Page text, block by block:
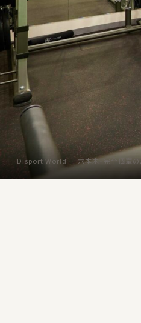
Disport World — 六本木・完全個室の